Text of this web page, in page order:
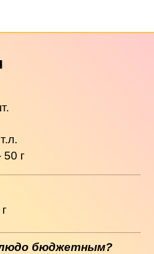
50 г
бюджетным?